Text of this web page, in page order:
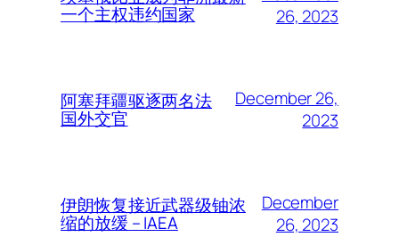
一个主权违约国家
26, 2023
阿塞拜疆驱逐两名法
国外交官
December 26,
2023
伊朗恢复接近武器级铀浓
缩的放缓 – IAEA
December
26, 2023